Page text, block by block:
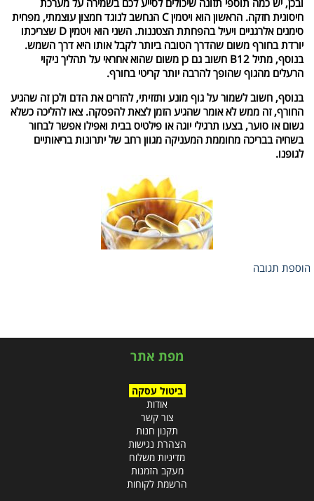
חיסונית חזקה. הראשון הוא ויטמין C הנחשב לנוגד חמצון עוצמתי, מפחית
סימנים אלרגניים ויעיל בהפחתת הצטננות. השני הוא ויטמין D שצריכתו
יורדת בחורף משום שהדרך הטובה ביותר לקבל אותו היא דרך השמש.
בנוסף, מתיל B12 חשוב גם כן משום שהוא אחראי על תהליך ניקוי
הרעלים מהגוף שהופך להרבה יותר קריטי בחורף.
בנוסף, חשוב לשמור על גוף מונע ותזזיתי, להזרים את הדם ולכן זה שהגיע
החורף, זה ממש לא אומר שהגיע הזמן לצאת להפסקה. צאו להליכה כשלא
גשום או סוער, בצעו תרגילי יוגה או פילטיס בבית ואפילו אפשר לבחור
בשחיה בבריכה מחוממת המעניקה מגוון רחב של יתרונות בריאותיים
לגופנו.
הוספת תגובה
מפת אתר
ביטול עסקה
אודות
צור קשר
תקנון חנות
הצהרת נגישות
מדיניות משלוח
מעקב הזמנות
הרשמת לקוחות